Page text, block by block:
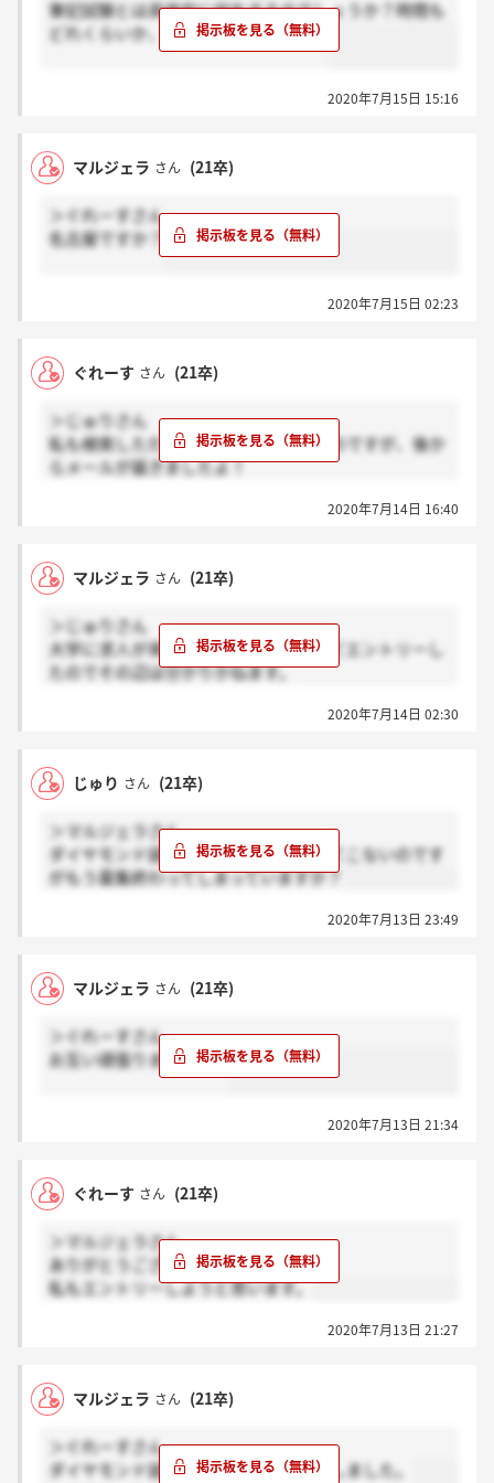
筆記試験とは具体的に何をするのでしょうか？時間も
どれくらいか、ご存知の方いますか？
2020年7月15日 15:16
マルジェラ さん (21卒)
＞ぐれーすさん
名古屋ですか？
2020年7月15日 02:23
ぐれーす さん (21卒)
＞じゅりさん
私も検索しただけでは出てこなかったのですが、後か
らメールが届きましたよ！
2020年7月14日 16:40
マルジェラ さん (21卒)
＞じゅりさん
大学に求人が来ており、直接メールしてエントリーし
たのでその辺は分かりかねます。
2020年7月14日 02:30
じゅり さん (21卒)
＞マルジェラさん
ダイヤモンド就活ナビで検索しても出てこないのです
がもう募集終わってしまっていますか？
2020年7月13日 23:49
マルジェラ さん (21卒)
＞ぐれーすさん
お互い頑張りましょう。
2020年7月13日 21:34
ぐれーす さん (21卒)
＞マルジェラさん
ありがとうございます。
私もエントリーしようと思います。
2020年7月13日 21:27
マルジェラ さん (21卒)
＞ぐれーすさん
ダイヤモンド就活ナビからエントリーしました。